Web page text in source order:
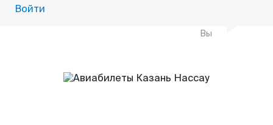
Войти
Вы